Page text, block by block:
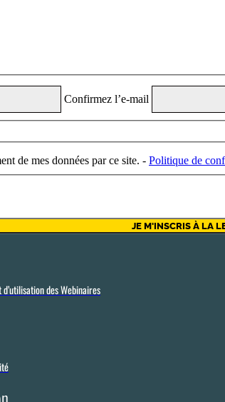
Confirmez l’e-mail
de mes données par ce site. - Politique de
des Webinaires